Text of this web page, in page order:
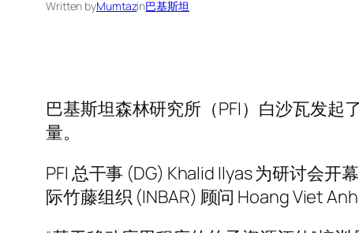
Written byMumtazin巴基斯坦
巴基斯坦森林研究所（PFI）白沙瓦发
量。
PFI 总干事 (DG) Khalid Ilyas 为研讨会
际竹藤组织 (INBAR) 顾问 Hoang Viet